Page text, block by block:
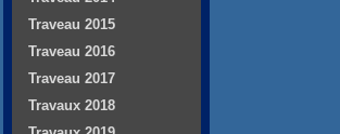
Traveau 2015
Traveau 2016
Traveau 2017
Travaux 2018